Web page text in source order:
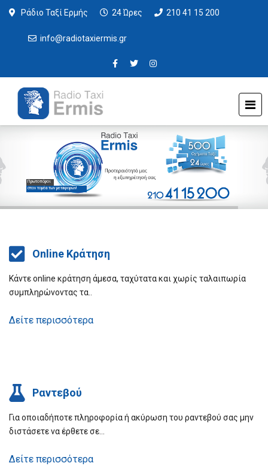
Ράδιο Ταξί Ερμής 24 Ώρες 210 41 15 200
info@radiotaxiermis.gr
Πρωτοπόροι
στον τομέα των μεταφορών!
Online Κράτηση
Κάντε online κράτηση άμεσα, ταχύτατα και χωρίς ταλαιπωρία
συμπληρώνοντας τα..
Δείτε περισσότερα
Ραντεβού
Για οποιαδήποτε πληροφορία ή ακύρωση του ραντεβού σας μην
διστάσετε να έρθετε σε…
Δείτε περισσότερα